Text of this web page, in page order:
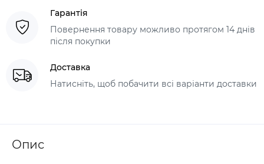
Гарантія
Повернення товару можливо протягом 14 днів
після покупки
Доставка
Натисніть, щоб побачити всі варіанти доставки
Опис